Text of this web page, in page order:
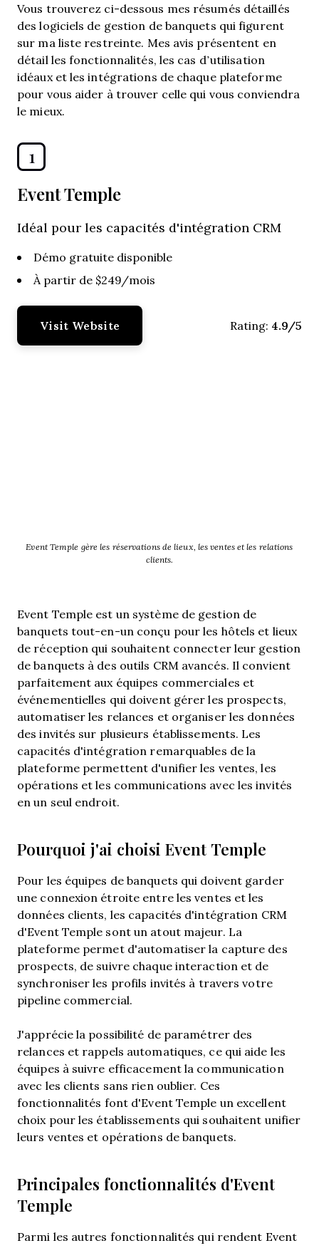
Vous trouverez ci-dessous mes résumés détaillés
des logiciels de gestion de banquets qui figurent
sur ma liste restreinte. Mes avis présentent en
détail les fonctionnalités, les cas d’utilisation
idéaux et les intégrations de chaque plateforme
pour vous aider à trouver celle qui vous conviendra
le mieux.
1
Event Temple
Idéal pour les capacités d'intégration CRM
Démo gratuite disponible
À partir de $249/mois
Visit Website Rating: 4.9/5
Event Temple gère les réservations de lieux, les ventes et les relations
clients.
Event Temple est un système de gestion de
banquets tout-en-un conçu pour les hôtels et lieux
de réception qui souhaitent connecter leur gestion
de banquets à des outils CRM avancés. Il convient
parfaitement aux équipes commerciales et
événementielles qui doivent gérer les prospects,
automatiser les relances et organiser les données
des invités sur plusieurs établissements. Les
capacités d'intégration remarquables de la
plateforme permettent d'unifier les ventes, les
opérations et les communications avec les invités
en un seul endroit.
Pourquoi j'ai choisi Event Temple
Pour les équipes de banquets qui doivent garder
une connexion étroite entre les ventes et les
données clients, les capacités d'intégration CRM
d'Event Temple sont un atout majeur. La
plateforme permet d'automatiser la capture des
prospects, de suivre chaque interaction et de
synchroniser les profils invités à travers votre
pipeline commercial.
J'apprécie la possibilité de paramétrer des
relances et rappels automatiques, ce qui aide les
équipes à suivre efficacement la communication
avec les clients sans rien oublier. Ces
fonctionnalités font d'Event Temple un excellent
choix pour les établissements qui souhaitent unifier
leurs ventes et opérations de banquets.
Principales fonctionnalités d'Event
Temple
Parmi les autres fonctionnalités qui rendent Event